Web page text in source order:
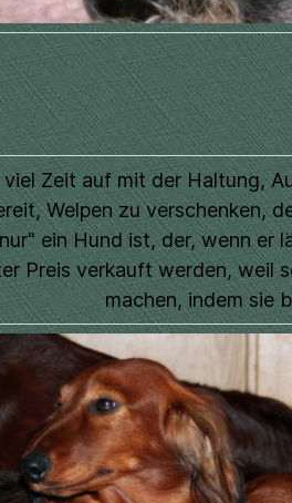
Zeit auf mit der Haltung,
Welpen zu verschenken,
ein Hund ist, der, wenn
Preis verkauft werden, weil
machen, indem sie